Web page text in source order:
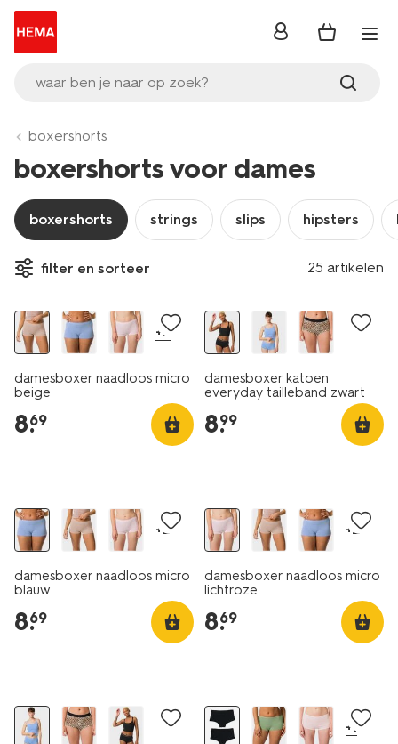
waar ben je naar op zoek?
inloggen
boxershorts
boxershorts voor dames
boxershorts strings slips hipsters
filter en sorteer 25 artikelen
30% korting
+2
damesboxer naadloos micro
beige
8.
69
damesboxer katoen
everyday tailleband zwart
8.
99
+2
damesboxer naadloos micro
blauw
8.
69
+2
damesboxer naadloos micro
lichtroze
8.
69
+1